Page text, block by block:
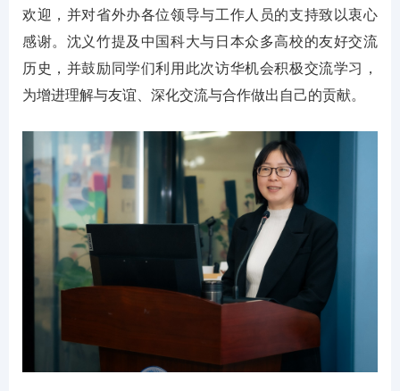
欢迎，并对省外办各位领导与工作人员的支持致以衷心
感谢。沈义竹提及中国科大与日本众多高校的友好交流
历史，并鼓励同学们利用此次访华机会积极交流学习，
为增进理解与友谊、深化交流与合作做出自己的贡献。